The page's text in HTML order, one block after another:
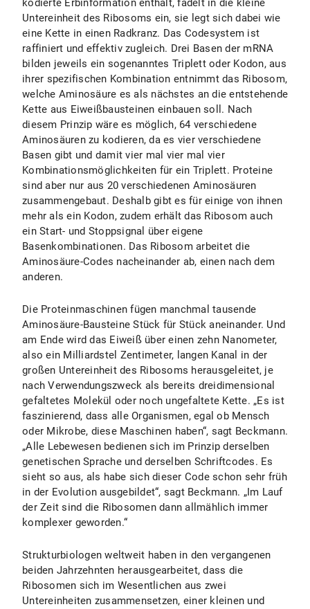
kodierte Erbinformation enthält, fädelt in die kleine
Untereinheit des Ribosoms ein, sie legt sich dabei wie
eine Kette in einen Radkranz. Das Codesystem ist
raffiniert und effektiv zugleich. Drei Basen der mRNA
bilden jeweils ein sogenanntes Triplett oder Kodon, aus
ihrer spezifischen Kombination entnimmt das Ribosom,
welche Aminosäure es als nächstes an die entstehende
Kette aus Eiweißbausteinen einbauen soll. Nach
diesem Prinzip wäre es möglich, 64 verschiedene
Aminosäuren zu kodieren, da es vier verschiedene
Basen gibt und damit vier mal vier mal vier
Kombinationsmöglichkeiten für ein Triplett. Proteine
sind aber nur aus 20 verschiedenen Aminosäuren
zusammengebaut. Deshalb gibt es für einige von ihnen
mehr als ein Kodon, zudem erhält das Ribosom auch
ein Start- und Stoppsignal über eigene
Basenkombinationen. Das Ribosom arbeitet die
Aminosäure-Codes nacheinander ab, einen nach dem
anderen.
Die Proteinmaschinen fügen manchmal tausende
Aminosäure-Bausteine Stück für Stück aneinander. Und
am Ende wird das Eiweiß über einen zehn Nanometer,
also ein Milliardstel Zentimeter, langen Kanal in der
großen Untereinheit des Ribosoms herausgeleitet, je
nach Verwendungszweck als bereits dreidimensional
gefaltetes Molekül oder noch ungefaltete Kette. „Es ist
faszinierend, dass alle Organismen, egal ob Mensch
oder Mikrobe, diese Maschinen haben“, sagt Beckmann.
„Alle Lebewesen bedienen sich im Prinzip derselben
genetischen Sprache und derselben Schriftcodes. Es
sieht so aus, als habe sich dieser Code schon sehr früh
in der Evolution ausgebildet“, sagt Beckmann. „Im Lauf
der Zeit sind die Ribosomen dann allmählich immer
komplexer geworden.“
Strukturbiologen weltweit haben in den vergangenen
beiden Jahrzehnten herausgearbeitet, dass die
Ribosomen sich im Wesentlichen aus zwei
Untereinheiten zusammensetzen, einer kleinen und